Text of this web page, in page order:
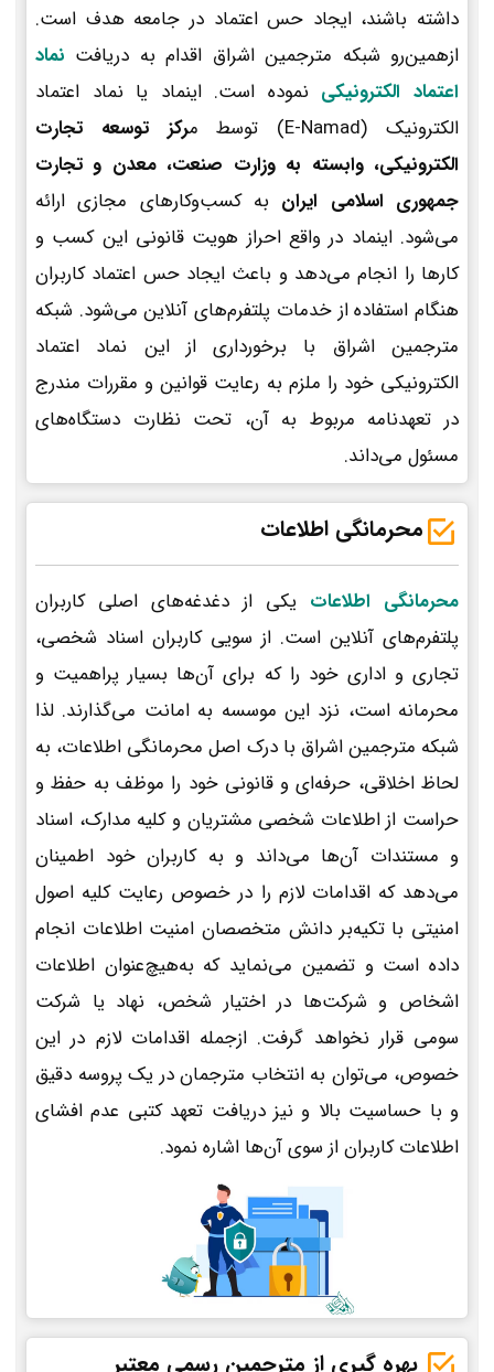
داشته باشند، ایجاد حس اعتماد در جامعه هدف است.
ازهمین‌رو شبکه مترجمین اشراق اقدام به دریافت نماد
اعتماد الکترونیکی نموده است. اینماد یا نماد اعتماد
الکترونیک (E-Namad) توسط م
رکز توسعه تجارت
الکترونیکی، وابسته به وزارت صنعت، معدن و تجارت
جمهوری اسلامی ایران به کسب‌وکارهای مجازی ارائه
می‌شود. اینماد در واقع احراز هویت قانونی این کسب و
کارها را انجام می‌دهد و باعث ایجاد حس اعتماد کاربران
هنگام استفاده از خدمات پلتفرم‌های آنلاین می‌شود. شبکه
مترجمین اشراق با برخورداری از این نماد اعتماد
الکترونیکی خود را ملزم به رعایت قوانین و مقررات مندرج
در تعهدنامه مربوط به آن، تحت نظارت دستگاه‌های
مسئول می‌داند.
محرمانگی اطلاعات
محرمانگی اطلاعات یکی از دغدغه‌های اصلی کاربران
پلتفرم‌های آنلاین است. از سویی کاربران اسناد شخصی،
تجاری و اداری خود را که برای آن‌ها بسیار پراهمیت و
محرمانه است، نزد این موسسه به امانت می‌گذارند. لذا
شبکه مترجمین اشراق با درک اصل محرمانگی اطلاعات، به
لحاظ اخلاقی، حرفه‌ای و قانونی خود را موظف به حفظ و
حراست از اطلاعات شخصی مشتریان و کلیه مدارک، اسناد
و مستندات آن‌ها می‌داند و به کاربران خود اطمینان
می‌دهد که اقدامات لازم را در خصوص رعایت کلیه اصول
امنیتی با تکیه‌بر دانش متخصصان امنیت اطلاعات انجام
داده است و تضمین می‌نماید که به‌هیچ‌عنوان اطلاعات
اشخاص و شرکت‌ها در اختیار شخص، نهاد یا شرکت
سومی قرار نخواهد گرفت. ازجمله اقدامات لازم در این
خصوص، می‌توان به انتخاب مترجمان در یک پروسه دقیق
و با حساسیت بالا و نیز دریافت تعهد کتبی عدم افشای
اطلاعات کاربران از سوی آن‌ها اشاره نمود.
بهره گیری از مترجمین رسمی معتبر